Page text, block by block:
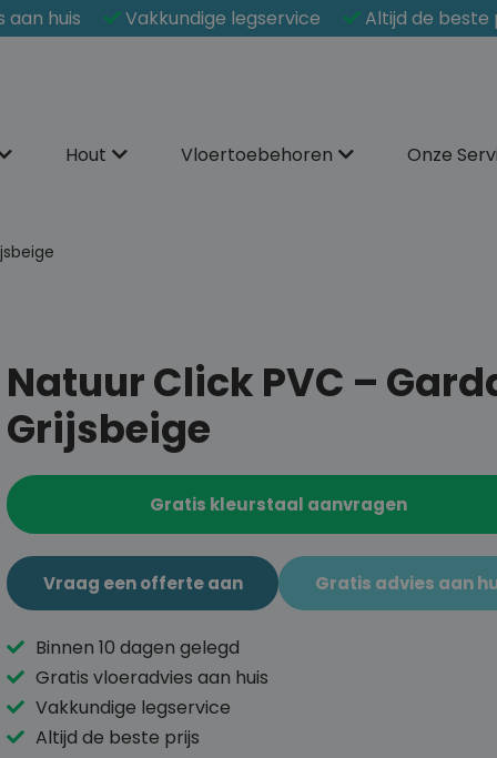
aan huis Vakkundige legservice Altijd de beste
Hout Vloertoebehoren Onze
Natuur Click PVC –
Grijsbeige
Gratis kleurstaal aanvragen
Vraag een offerte aan Gratis advies aan
Binnen 10 dagen gelegd
Gratis vloeradvies aan huis
Vakkundige legservice
Altijd de beste prijs